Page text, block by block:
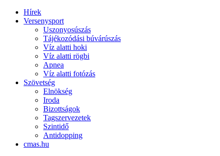
Hírek
Versenysport
Uszonyosúszás
Tájékozódási búvárúszás
Víz alatti hoki
Víz alatti rögbi
Apnea
Víz alatti fotózás
Szövetség
Elnökség
Iroda
Bizottságok
Tagszervezetek
Szintidő
Antidopping
cmas.hu